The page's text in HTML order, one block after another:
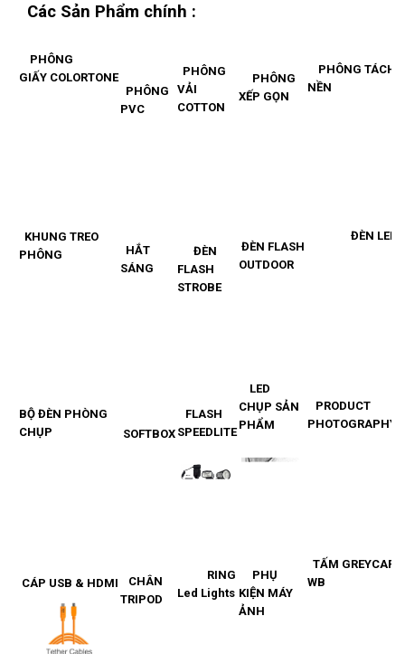
Các Sản Phẩm chính :
PHÔNG
GIẤY COLORTONE
PHÔNG
PVC
PHÔNG
VẢI
COTTON
PHÔNG
XẾP GỌN
PHÔNG TÁCH
NỀN
KHUNG TREO
PHÔNG
HẮT
SÁNG
ĐÈN
FLASH
STROBE
ĐÈN FLASH
OUTDOOR
ĐÈN LED
BỘ ĐÈN PHÒNG
CHỤP
SOFTBOX
FLASH
SPEEDLITE
LED
CHỤP SẢN
PHẨM
PRODUCT
PHOTOGRAPHY
CÁP USB & HDMI
CHÂN
TRIPOD
RING
Led Lights
PHỤ
KIỆN MÁY
ẢNH
TẤM GREYCARD
WB